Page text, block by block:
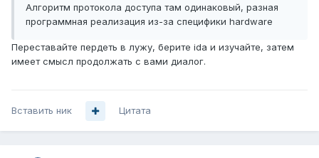
Алгоритм протокола доступа там одинаковый, разная
программная реализация из-за специфики hardware
Переставайте пердеть в лужу, берите ida и изучайте, затем
имеет смысл продолжать с вами диалог.
Вставить ник Цитата